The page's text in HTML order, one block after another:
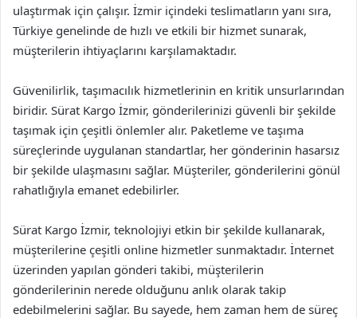
ulaştırmak için çalışır. İzmir içindeki teslimatların yanı sıra,
Türkiye genelinde de hızlı ve etkili bir hizmet sunarak,
müşterilerin ihtiyaçlarını karşılamaktadır.
Güvenilirlik, taşımacılık hizmetlerinin en kritik unsurlarından
biridir. Sürat Kargo İzmir, gönderilerinizi güvenli bir şekilde
taşımak için çeşitli önlemler alır. Paketleme ve taşıma
süreçlerinde uygulanan standartlar, her gönderinin hasarsız
bir şekilde ulaşmasını sağlar. Müşteriler, gönderilerini gönül
rahatlığıyla emanet edebilirler.
Sürat Kargo İzmir, teknolojiyi etkin bir şekilde kullanarak,
müşterilerine çeşitli online hizmetler sunmaktadır. İnternet
üzerinden yapılan gönderi takibi, müşterilerin
gönderilerinin nerede olduğunu anlık olarak takip
edebilmelerini sağlar. Bu sayede, hem zaman hem de süreç